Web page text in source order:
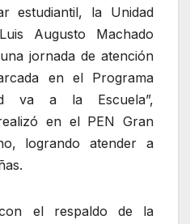
estudiantil, la Unidad
Augusto Machado
jornada de atención
en el Programa
va a la Escuela”,
en el PEN Gran
logrando atender a
el respaldo de la